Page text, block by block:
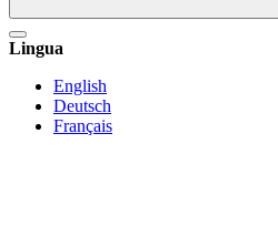
Lingua
English
Deutsch
Français